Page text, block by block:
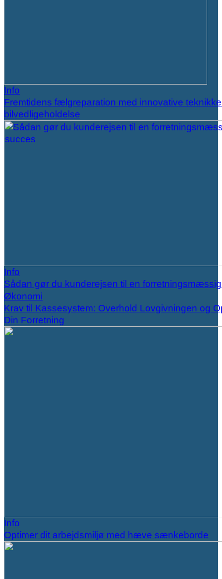
Info
Fremtidens fælgreparation med innovative
bilvedligeholdelse
Info
Sådan gør du kunderejsen til en
Økonomi
Krav til Kassesystem: Overhold Lovgivningen og
Din Forretning
Info
Optimer dit arbejdsmiljø med hæve sænkeborde